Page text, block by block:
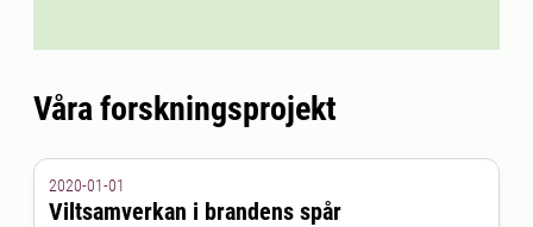
Våra forskningsprojekt
2020-01-01
Viltsamverkan i brandens spår